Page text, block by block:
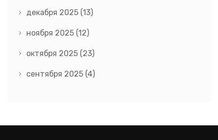
декабря 2025 (13)
ноября 2025 (12)
октября 2025 (23)
сентября 2025 (4)